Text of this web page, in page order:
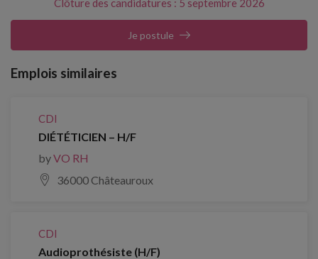
Clôture des candidatures : 5 septembre 2026
Je postule
Emplois similaires
CDI
DIÉTÉTICIEN – H/F
byVO RH
36000 Châteauroux
CDI
Audioprothésiste (H/F)